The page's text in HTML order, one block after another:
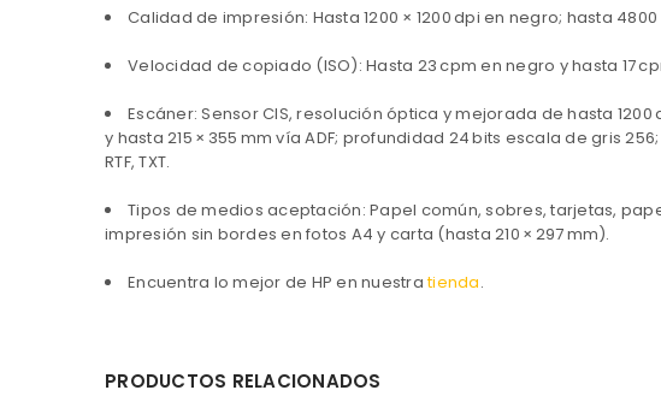
Calidad de impresión: Hasta 1200 × 1200 dpi en negro; hasta
Velocidad de copiado (ISO): Hasta 23 cpm en negro y hasta 17
Escáner: Sensor CIS, resolución óptica y mejorada de hasta
y hasta 215 × 355 mm vía ADF; profundidad 24 bits escala de gris
RTF, TXT.
Tipos de medios aceptación: Papel común, sobres, tarjetas,
impresión sin bordes en fotos A4 y carta (hasta 210 × 297 mm).
Encuentra lo mejor de HP en nuestratienda.
PRODUCTOS RELACIONADOS